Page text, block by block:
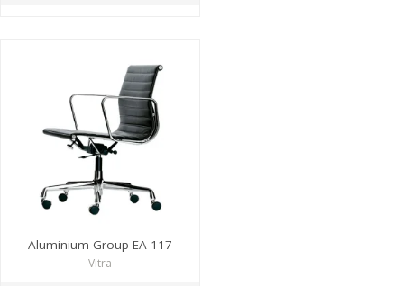
Aluminium Group EA 117
Vitra